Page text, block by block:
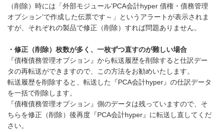
（削除）時には「外部モジュール’PCA会計hyper 債権・債務管理
オプション’で作成した伝票です～」というアラートが表示されま
すが、それぞれの製品で修正（削除）すれば問題ありません。
・修正（削除）枚数が多く、一枚ずつ直すのが難しい場合
『債権債務管理オプション』から転送履歴を削除すると仕訳デー
タの再転送ができますので、この方法をお勧めいたします。
転送履歴を削除すると、転送した『PCA会計hyper』の仕訳データ
を一括で削除します。
『債権債務管理オプション』側のデータは残っていますので、そ
ちらを修正（削除）後再度『PCA会計hyper』に転送し直してくだ
さい。